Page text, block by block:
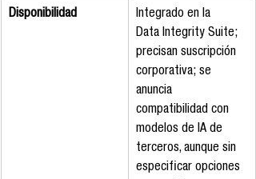
Disponibilidad
Integrado en la
Data Integrity Suite;
precisan suscripción
corporativa; se
anuncia
compatibilidad con
modelos de IA de
terceros, aunque sin
especificar opciones